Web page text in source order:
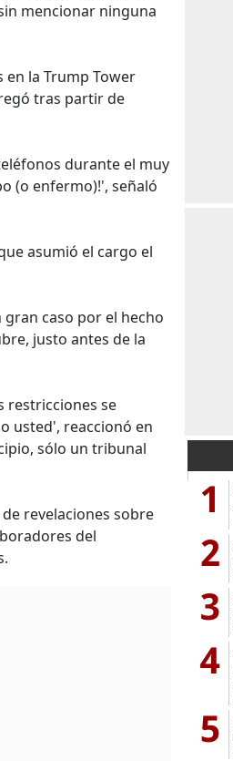
mencionar ninguna
en la Trump Tower
tras partir de
durante el muy
(o enfermo)!', señaló
asumió el cargo el
caso por el hecho
justo antes de la
restricciones se
usted', reaccionó en
sólo un tribunal
revelaciones sobre
del
1
2
3
4
5